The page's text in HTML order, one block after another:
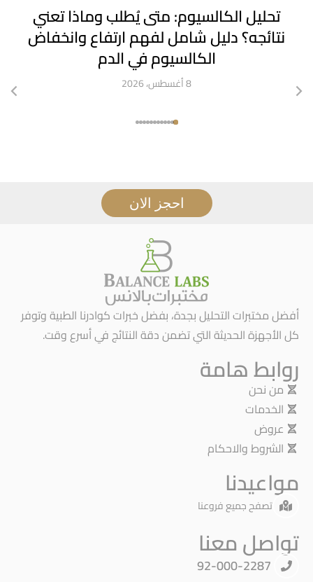
تحليل الكالسيوم: متى يُطلب وماذا تعني
نتائجه؟ دليل شامل لفهم ارتفاع وانخفاض
الكالسيوم في الدم
8 أغسطس، 2026
احجز الان
أفضل مختبرات التحليل بجدة، بفضل خبرات كوادرنا الطبية وتوفر
كل الأجهزة الحديثة التي تضمن دقة النتائج في أسرع وقت.
روابط هامة
من نحن
الخدمات
عروض
الشروط والاحكام
مواعيدنا
تصفح جميع فروعنا
تواصل معنا